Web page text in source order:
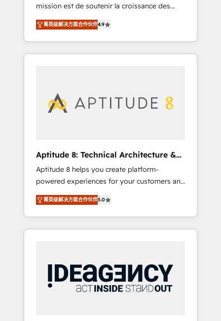
400 clients, nous comprenons rapidement
vos enjeux et intégrons parfaitement
HubSpot dans votre organisation. Pour toute
question technique ou besoin de
structuration de votre projet HubSpot,
mission est de soutenir la croissance des
entreprises B2B à travers l’acquisition de
nouveaux clients, l'intégration CRM et le
développement des revenus auprès de vos
comptes existants. En France et à
digitale et des startups florissantes. Nos 3
grandes expertises sont : ➤ L’intégration de
synchronisation API, audit et maintenance) ➤
La création de sites internet de conversion
qui transforment les visiteurs en
opportunités d'affaires ➤ La mise en place
de stratégies d'acquisition marketing (SEO,
SEA, inbound, automatisation marketing,
ABM, IA, emailing) Informations clés : - 10 ans
certifications HubSpot cumulées
菁英级解决方案合作伙伴4.9
Aptitude 8: Technical Architecture &
Deployment
Aptitude 8 helps you create platform-
powered experiences for your customers and
teams. We build multi-hub solutions and
orchestrate operations across your entire
tech stack. Aptitude 8 is trusted by top
brands such as Lenovo, Bluetooth,
Association, Randstad, Uber Freight, and
HubSpot itself. We have the largest technical
consulting team of any HubSpot partner and
菁英级解决方案合作伙伴5.0